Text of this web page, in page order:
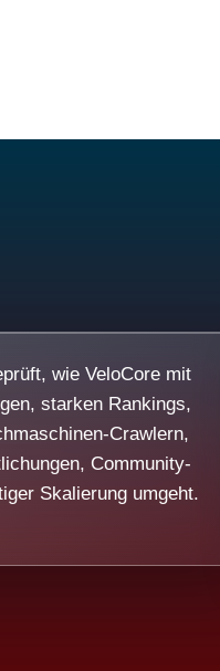
wie VeloCore mit
starken Rankings,
Crawlern,
Community-
Skalierung umgeht.